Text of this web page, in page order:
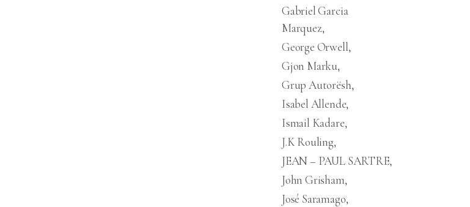
Gabriel Garcia
Marquez
George Orwell
Gjon Marku
Grup Autorësh
Isabel Allende
Ismail Kadare
J.K Rouling
JEAN – PAUL SARTRE
John Grisham
José Saramago